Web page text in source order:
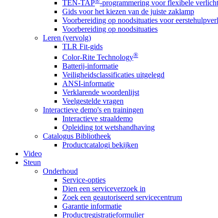
TEN-TAP -programmering voor flexibele
Gids voor het kiezen van de juiste zaklamp
Voorbereiding op noodsituaties voor
Voorbereiding op noodsituaties
Leren (vervolg)
TLR Fit-gids
Color-Rite Technology®
Batterij-informatie
Veiligheidsclassificaties uitgelegd
ANSI-informatie
Verklarende woordenlijst
Veelgestelde vragen
Interactieve demo's en trainingen
Interactieve straaldemo
Opleiding tot wetshandhaving
Catalogus Bibliotheek
Productcatalogi bekijken
Video
Steun
Onderhoud
Service-opties
Dien een serviceverzoek in
Zoek een geautoriseerd servicecentrum
Garantie informatie
Productregistratieformulier